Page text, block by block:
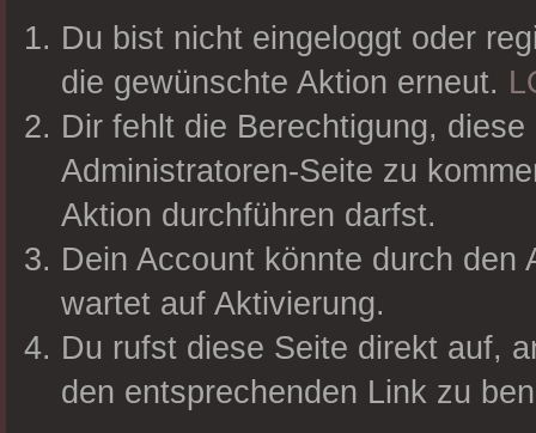
Du bist nicht eingeloggt oder
die gewünschte Aktion erneut.
Dir fehlt die Berechtigung,
Administratoren-Seite zu
Aktion durchführen darfst.
Dein Account könnte durch den
wartet auf Aktivierung.
Du rufst diese Seite direkt auf,
den entsprechenden Link zu